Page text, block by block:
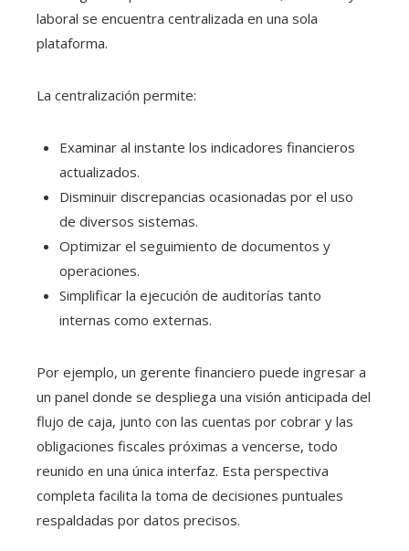
laboral se encuentra centralizada en una sola
plataforma.
La centralización permite:
Examinar al instante los indicadores financieros
actualizados.
Disminuir discrepancias ocasionadas por el uso
de diversos sistemas.
Optimizar el seguimiento de documentos y
operaciones.
Simplificar la ejecución de auditorías tanto
internas como externas.
Por ejemplo, un gerente financiero puede ingresar a
un panel donde se despliega una visión anticipada del
flujo de caja, junto con las cuentas por cobrar y las
obligaciones fiscales próximas a vencerse, todo
reunido en una única interfaz. Esta perspectiva
completa facilita la toma de decisiones puntuales
respaldadas por datos precisos.